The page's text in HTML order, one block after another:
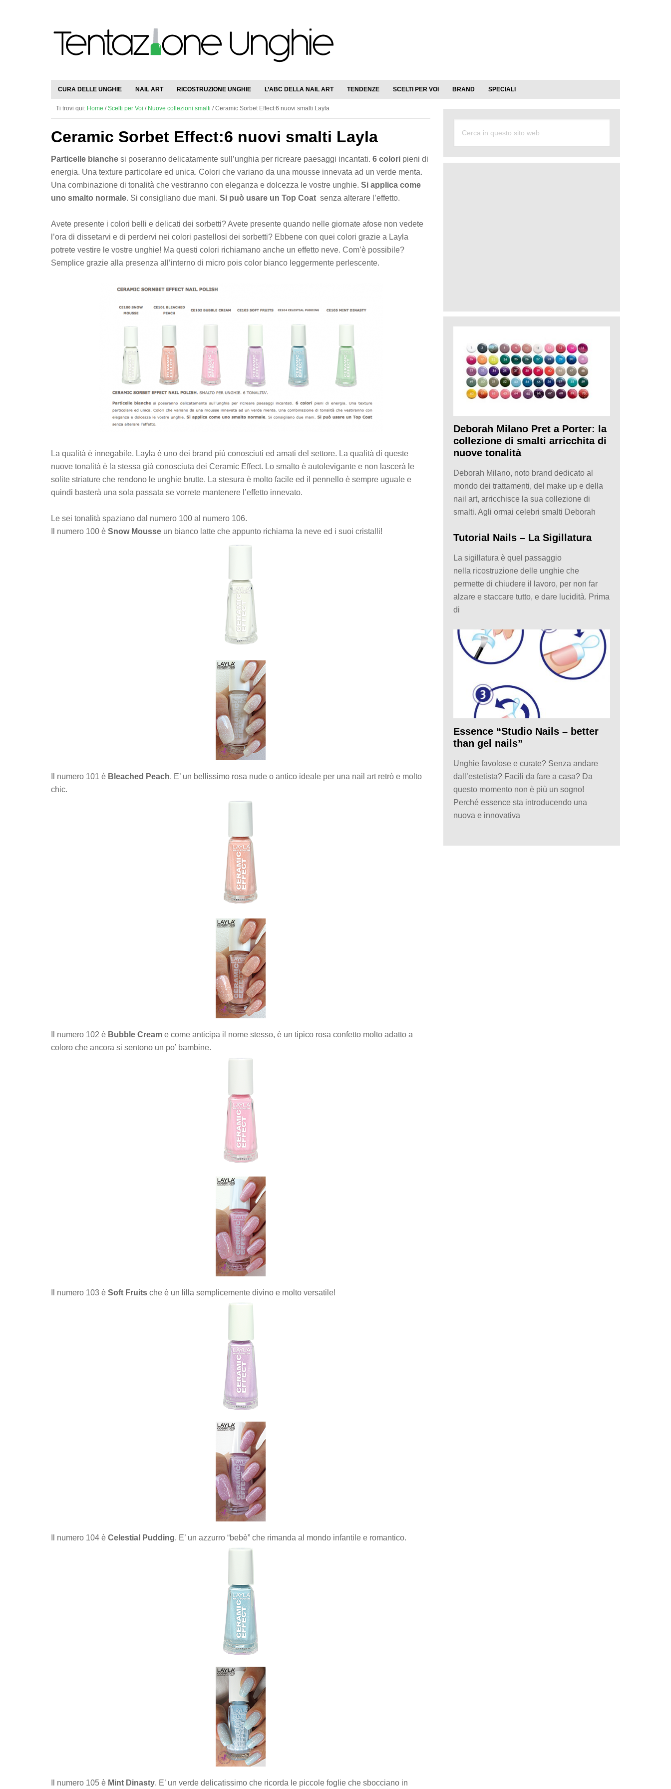
CURA DELLE UNGHIE NAIL ART RICOSTRUZIONE UNGHIE L’ABC DELLA NAIL ART TENDENZE SCELTI PER VOI BRAND SPECIALI
Ti trovi qui: Home / Scelti per Voi / Nuove collezioni smalti /Ceramic Sorbet Effect:6 nuovi smalti Layla
Ceramic Sorbet Effect:6 nuovi smalti Layla
Particelle bianche si poseranno delicatamente sull’unghia per ricreare paesaggi incantati. 6 colori pieni di
energia. Una texture particolare ed unica. Colori che variano da una mousse innevata ad un verde menta.
Una combinazione di tonalità che vestiranno con eleganza e dolcezza le vostre unghie. Si applica come
uno smalto normale. Si consigliano due mani. Si può usare un Top Coat senza alterare l’effetto.
Avete presente i colori belli e delicati dei sorbetti? Avete presente quando nelle giornate afose non vedete
l’ora di dissetarvi e di perdervi nei colori pastellosi dei sorbetti? Ebbene con quei colori grazie a Layla
potrete vestire le vostre unghie! Ma questi colori richiamano anche un effetto neve. Com’è possibile?
Semplice grazie alla presenza all’interno di micro pois color bianco leggermente perlescente.
La qualità è innegabile. Layla è uno dei brand più conosciuti ed amati del settore. La qualità di queste
nuove tonalità è la stessa già conosciuta dei Ceramic Effect. Lo smalto è autolevigante e non lascerà le
solite striature che rendono le unghie brutte. La stesura è molto facile ed il pennello è sempre uguale e
quindi basterà una sola passata se vorrete mantenere l’effetto innevato.
Le sei tonalità spaziano dal numero 100 al numero 106.
Il numero 100 è Snow Mousse un bianco latte che appunto richiama la neve ed i suoi cristalli!
Il numero 101 è Bleached Peach. E’ un bellissimo rosa nude o antico ideale per una nail art retrò e molto
chic.
Il numero 102 è Bubble Cream e come anticipa il nome stesso, è un tipico rosa confetto molto adatto a
coloro che ancora si sentono un po’ bambine.
Il numero 103 è Soft Fruits che è un lilla semplicemente divino e molto versatile!
Il numero 104 è Celestial Pudding. E’ un azzurro “bebè” che rimanda al mondo infantile e romantico.
Il numero 105 è Mint Dinasty. E’ un verde delicatissimo che ricorda le piccole foglie che sbocciano in
Deborah Milano Pret a Porter: la
collezione di smalti arricchita di
nuove tonalità
Deborah Milano, noto brand dedicato al
mondo dei trattamenti, del make up e della
nail art, arricchisce la sua collezione di
smalti. Agli ormai celebri smalti Deborah
Tutorial Nails – La Sigillatura
La sigillatura è quel passaggio
nella ricostruzione delle unghie che
permette di chiudere il lavoro, per non far
alzare e staccare tutto, e dare lucidità. Prima
di
Essence “Studio Nails – better
than gel nails”
Unghie favolose e curate? Senza andare
dall’estetista? Facili da fare a casa? Da
questo momento non è più un sogno!
Perché essence sta introducendo una
nuova e innovativa